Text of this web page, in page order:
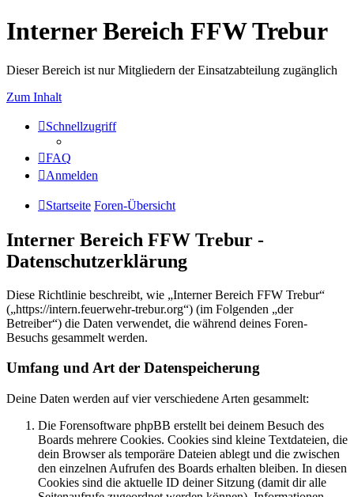
Interner Bereich FFW Trebur
Dieser Bereich ist nur Mitgliedern der Einsatzabteilung zugänglich
Zum Inhalt
Schnellzugriff
FAQ
Anmelden
Startseite Foren-Übersicht
Interner Bereich FFW Trebur -
Datenschutzerklärung
Diese Richtlinie beschreibt, wie „Interner Bereich FFW Trebur“
(„https://intern.feuerwehr-trebur.org“) (im Folgenden „der
Betreiber“) die Daten verwendet, die während deines Foren-
Besuchs gesammelt werden.
Umfang und Art der Datenspeicherung
Deine Daten werden auf vier verschiedene Arten gesammelt:
Die Forensoftware phpBB erstellt bei deinem Besuch des
Boards mehrere Cookies. Cookies sind kleine Textdateien, die
dein Browser als temporäre Dateien ablegt und die zwischen
den einzelnen Aufrufen des Boards erhalten bleiben. In diesen
Cookies sind die aktuelle ID deiner Sitzung (damit dir alle